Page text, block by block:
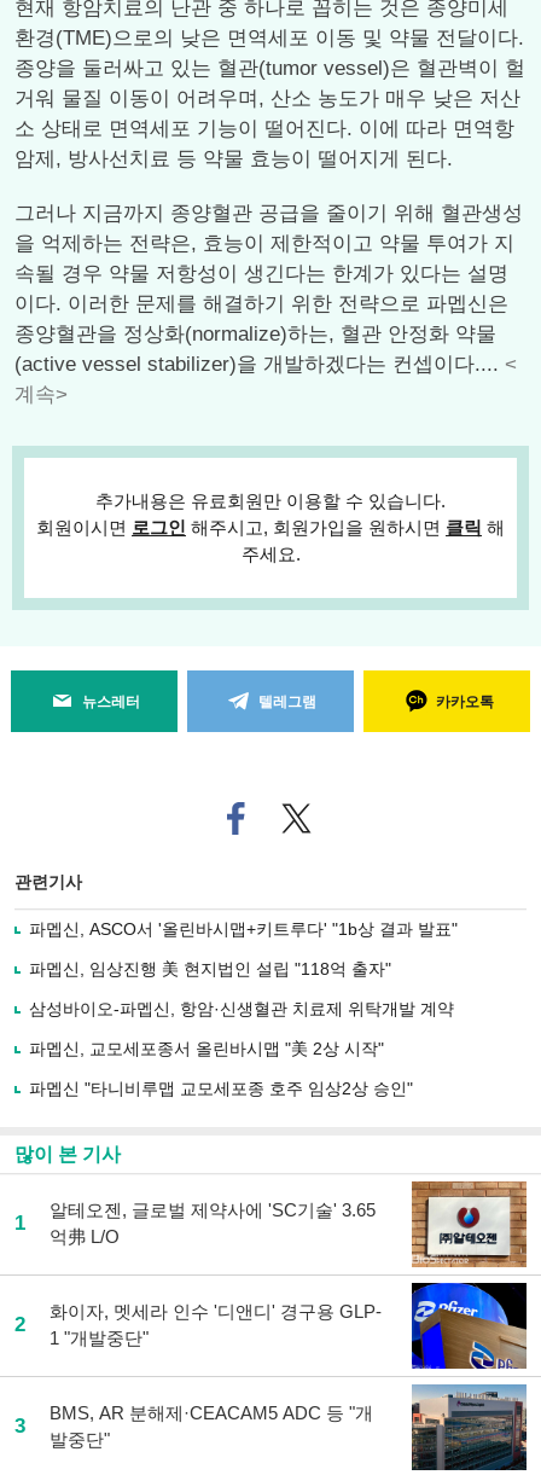
현재 항암치료의 난관 중 하나로 꼽히는 것은 종양미세
환경(TME)으로의 낮은 면역세포 이동 및 약물 전달이다.
종양을 둘러싸고 있는 혈관(tumor vessel)은 혈관벽이 헐
거워 물질 이동이 어려우며, 산소 농도가 매우 낮은 저산
소 상태로 면역세포 기능이 떨어진다. 이에 따라 면역항
암제, 방사선치료 등 약물 효능이 떨어지게 된다.
그러나 지금까지 종양혈관 공급을 줄이기 위해 혈관생성
을 억제하는 전략은, 효능이 제한적이고 약물 투여가 지
속될 경우 약물 저항성이 생긴다는 한계가 있다는 설명
이다. 이러한 문제를 해결하기 위한 전략으로 파멥신은
종양혈관을 정상화(normalize)하는, 혈관 안정화 약물
(active vessel stabilizer)을 개발하겠다는 컨셉이다.... <
계속>
추가내용은 유료회원만 이용할 수 있습니다.
회원이시면 로그인 해주시고, 회원가입을 원하시면 클릭 해
주세요.
뉴스레터 텔레그램 카카오톡
페
이
로
기
사
유
기
트위
터로
관련기사
파멥신, ASCO서 '올린바시맵+키트루다' "1b상 결과 발표"
파멥신, 임상진행 美 현지법인 설립 "118억 출자"
삼성바이오-파멥신, 항암·신생혈관 치료제 위탁개발 계약
파멥신, 교모세포종서 올린바시맵 "美 2상 시작"
파멥신 "타니비루맵 교모세포종 호주 임상2상 승인"
많이 본 기사
1
알테오젠, 글로벌 제약사에 'SC기술' 3.65
억弗 L/O
2
화이자, 멧세라 인수 '디앤디' 경구용 GLP-
1 "개발중단"
3
BMS, AR 분해제·CEACAM5 ADC 등 "개
발중단"